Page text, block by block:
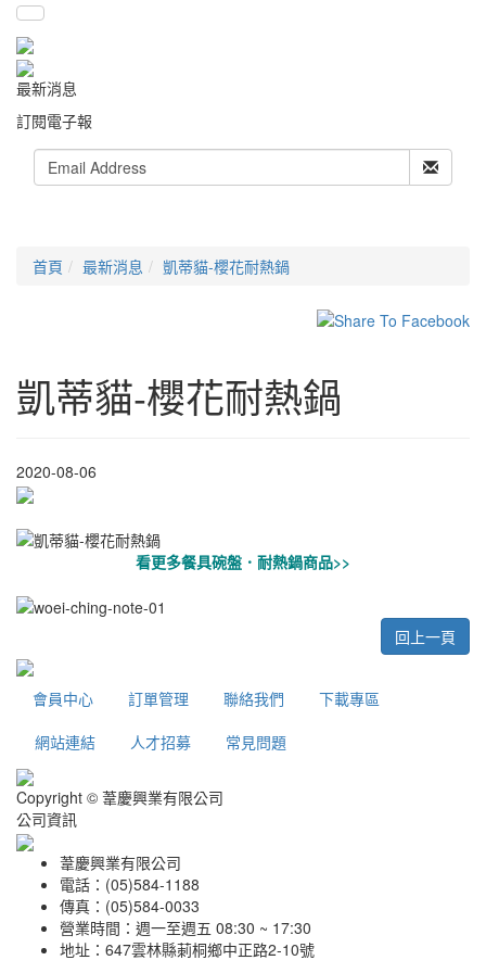
最新消息
訂閱電子報
首頁 最新消息 凱蒂貓-櫻花耐熱鍋
凱蒂貓-櫻花耐熱鍋
2020-08-06
看更多餐具碗盤．耐熱鍋商品>>
回上一頁
會員中心 訂單管理 聯絡我們
下載專區
網站連結
人才招募 常見問題
Copyright © 葦慶興業有限公司
公司資訊
葦慶興業有限公司
電話：(05)584-1188
傳真：(05)584-0033
營業時間：週一至週五 08:30 ~ 17:30
地址：647雲林縣莿桐鄉中正路2-10號